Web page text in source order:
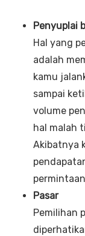
Penyuplai
Hal yang
adalah
kamu
sampai
volume
hal malah
Akibatnya
Pasar
Pemilihan